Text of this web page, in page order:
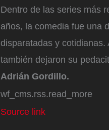
Dentro de las series más
años, la comedia fue una
disparatadas y
también dejaron su
Adrián Gordillo.
wf_cms.rss.read_more
Source link